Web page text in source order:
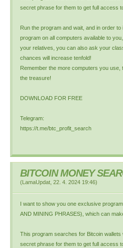
secret phrase for them to get full access
Run the program and wait, and in order
program on all computers available to
your relatives, you can also ask your
chances will increase tenfold!
Remember the more computers you
the treasure!
DOWNLOAD FOR FREE
Telegram:
https://t.me/btc_profit_search
BITCOIN MONEY
(LamaUpdat 22. 4. 2024 19:46)
I want to show you one exclusive
AND MINING PHRASES), which can
This program searches for Bitcoin wallets
secret phrase for them to get full access